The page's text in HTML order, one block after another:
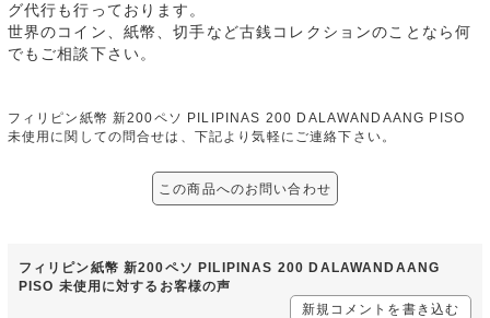
グ代行も行っております。
世界のコイン、紙幣、切手など古銭コレクションのことなら何
でもご相談下さい。
フィリピン紙幣 新200ペソ PILIPINAS 200 DALAWANDAANG PISO
未使用に関しての問合せは、下記より気軽にご連絡下さい。
この商品へのお問い合わせ
フィリピン紙幣 新200ペソ PILIPINAS 200 DALAWANDAANG
PISO 未使用に対するお客様の声
新規コメントを書き込む